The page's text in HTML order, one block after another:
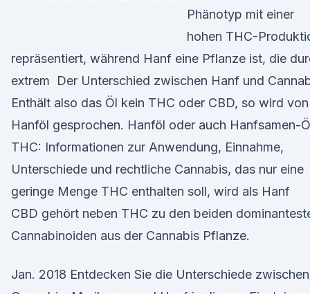
Phänotyp mit einer
hohen THC-
repräsentiert, während Hanf eine Pflanze ist, die
extrem Der Unterschied zwischen Hanf und
Enthält also das Öl kein THC oder CBD, so wird von
Hanföl gesprochen. Hanföl oder auch Hanfsamen-
THC: Informationen zur Anwendung, Einnahme,
Unterschiede und rechtliche Cannabis, das nur eine
geringe Menge THC enthalten soll, wird als Hanf
CBD gehört neben THC zu den beiden
Cannabinoiden aus der Cannabis Pflanze.
Jan. 2018 Entdecken Sie die Unterschiede zwischen